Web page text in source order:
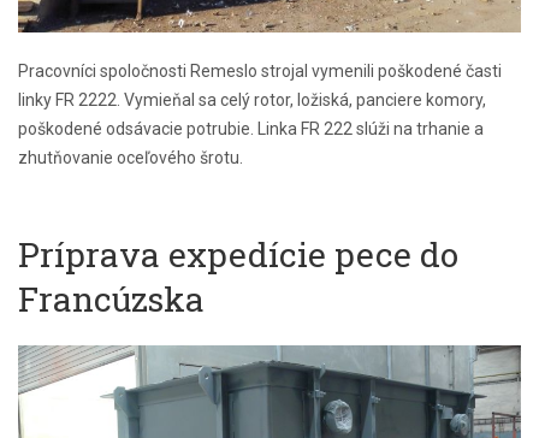
Pracovníci spoločnosti Remeslo strojal vymenili poškodené časti
linky FR 2222. Vymieňal sa celý rotor, ložiská, panciere komory,
poškodené odsávacie potrubie. Linka FR 222 slúži na trhanie a
zhutňovanie oceľového šrotu.
Príprava expedície pece do
Francúzska